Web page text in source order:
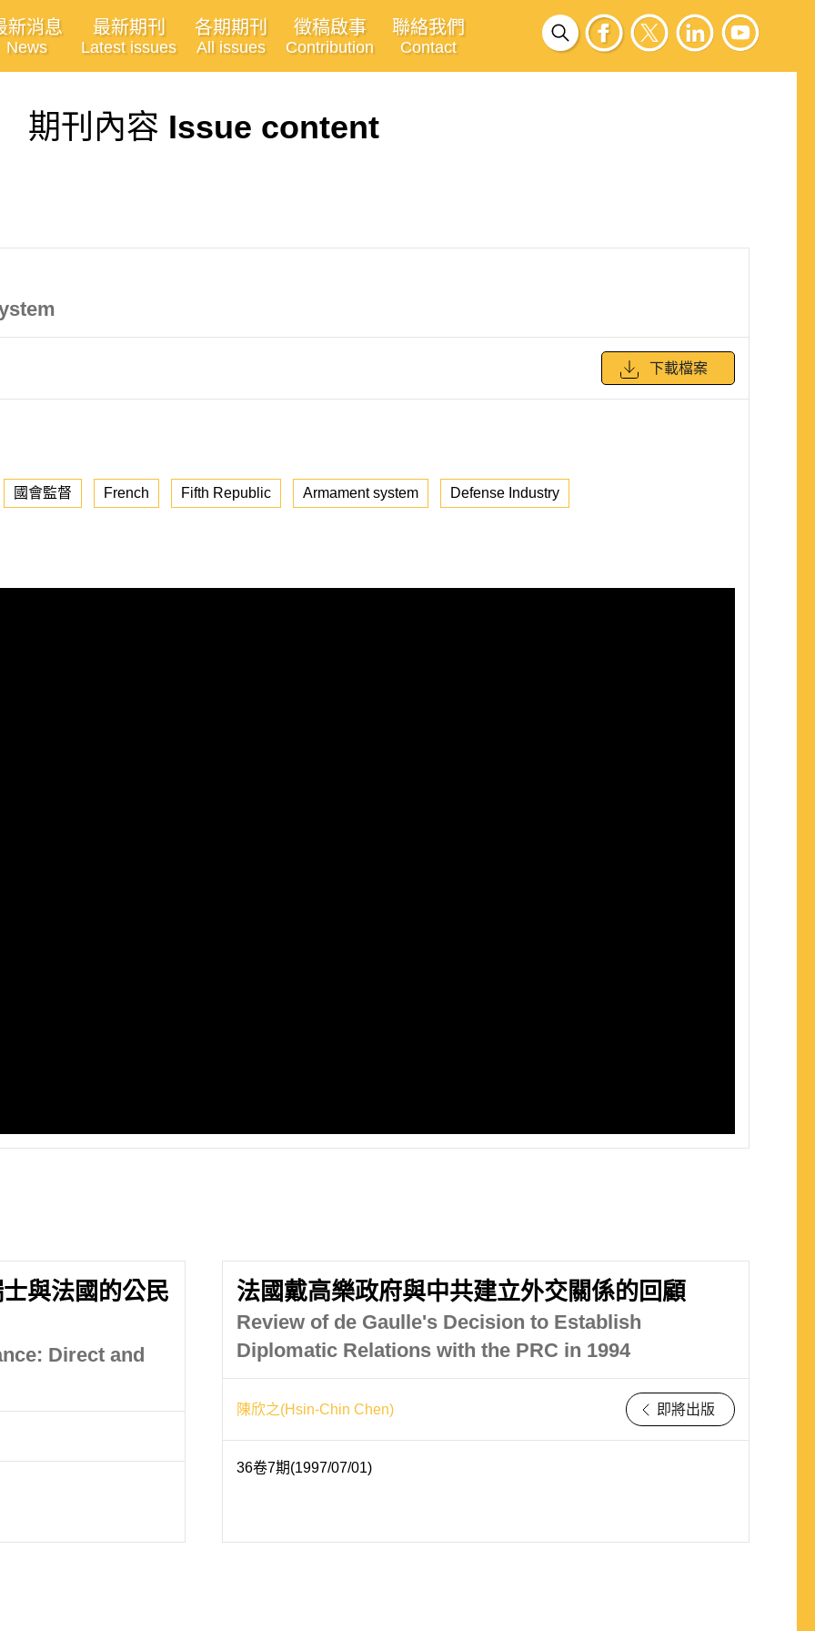
新消息
News
最新期刊
Latest issues
各期期刊
All issues
徵稿啟事
Contribution
聯絡我們
Contact
期刊內容 Issue content
下載檔案
國會監督 French Fifth Republic Armament system Defense Industry
與法國的公民
Direct and
法國戴高樂政府與中共建立外交關係的回顧
Review of de Gaulle's Decision to Establish
Diplomatic Relations with the PRC in 1994
陳欣之(Hsin-Chin Chen) 即將出版
36卷7期(1997/07/01)